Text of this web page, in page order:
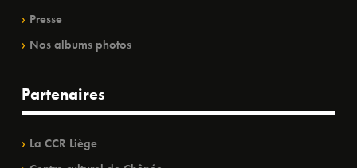
Presse
Nos albums photos
Partenaires
La CCR Liège